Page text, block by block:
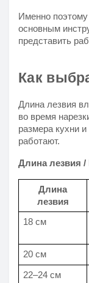
Именно
основным
представить
Как
Длина лезвия
во время
размера кухни
работают.
Длина лезвия
Длина
лезвия
18 см
20 см
22–24 см